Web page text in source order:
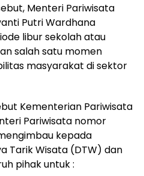
Menteri Pariwisata
Putri Wardhana
libur sekolah atau
salah satu momen
masyarakat di sektor
Kementerian Pariwisata
Pariwisata nomor
kepada
Tarik Wisata (DTW) dan
pihak untuk :